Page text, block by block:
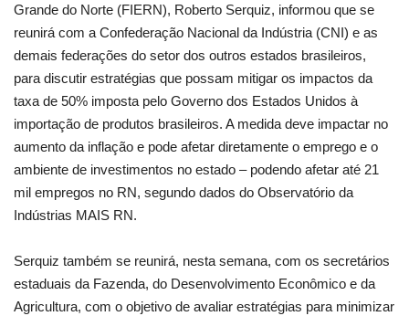
Grande do Norte (FIERN), Roberto Serquiz, informou que se
reunirá com a Confederação Nacional da Indústria (CNI) e as
demais federações do setor dos outros estados brasileiros,
para discutir estratégias que possam mitigar os impactos da
taxa de 50% imposta pelo Governo dos Estados Unidos à
importação de produtos brasileiros. A medida deve impactar no
aumento da inflação e pode afetar diretamente o emprego e o
ambiente de investimentos no estado – podendo afetar até 21
mil empregos no RN, segundo dados do Observatório da
Indústrias MAIS RN.
Serquiz também se reunirá, nesta semana, com os secretários
estaduais da Fazenda, do Desenvolvimento Econômico e da
Agricultura, com o objetivo de avaliar estratégias para minimizar